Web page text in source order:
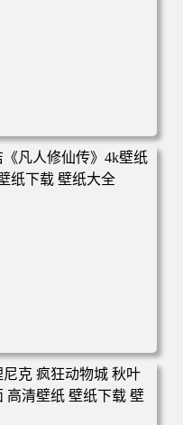
4k壁纸 3840x2160 电
修仙传》4k壁纸 3840x2
纸大全